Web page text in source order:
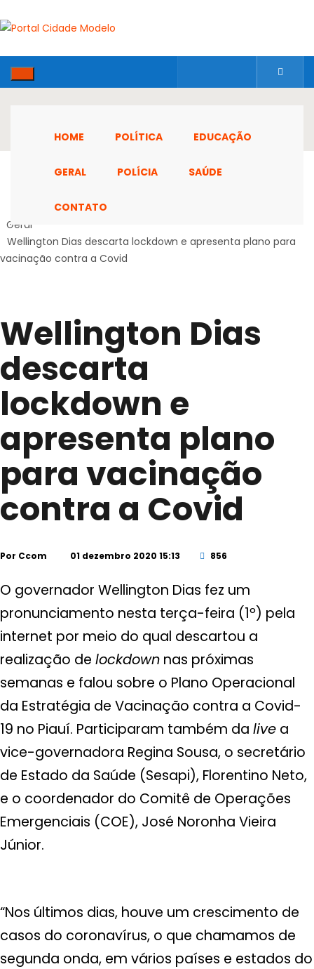
HOME POLÍTICA EDUCAÇÃO
GERAL POLÍCIA SAÚDE
CONTATO
Geral
Wellington Dias descarta lockdown e apresenta plano para
vacinação contra a Covid
Wellington Dias
descarta
lockdown e
apresenta plano
para vacinação
contra a Covid
Por Ccom 01 dezembro 2020 15:13 856
O governador Wellington Dias fez um
pronunciamento nesta terça-feira (1º) pela
internet por meio do qual descartou a
realização de lockdown nas próximas
semanas e falou sobre o Plano Operacional
da Estratégia de Vacinação contra a Covid-
19 no Piauí. Participaram também da live a
vice-governadora Regina Sousa, o secretário
de Estado da Saúde (Sesapi), Florentino Neto,
e o coordenador do Comitê de Operações
Emergenciais (COE), José Noronha Vieira
Júnior.
“Nos últimos dias, houve um crescimento de
casos do coronavírus, o que chamamos de
segunda onda, em vários países e estados do